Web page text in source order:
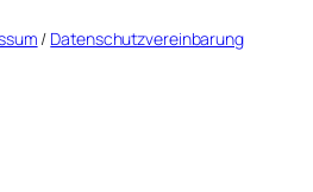
/ Datenschutzvereinbarung